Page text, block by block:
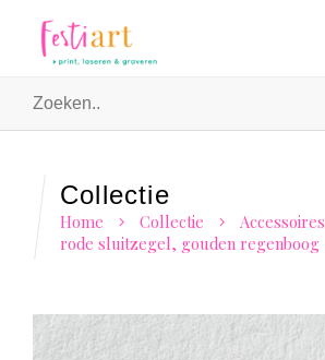
Collectie
Home Collectie Accessoires
rode sluitzegel, gouden regenboog